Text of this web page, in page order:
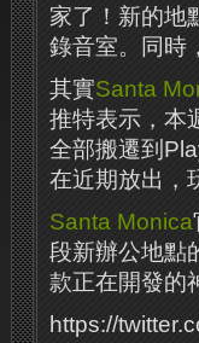
家了！新的地
錄音室。同時
其實Santa
推特表示，本
全部搬遷到
在近期放出，
Santa Monica
段新辦公地點
款正在開發的
https://